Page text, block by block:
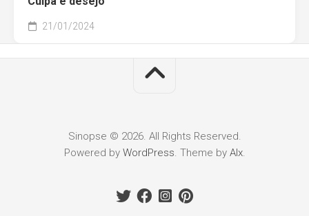
21/01/2024
Sinopse © 2026. All Rights Reserved.
Powered by WordPress. Theme by Alx.